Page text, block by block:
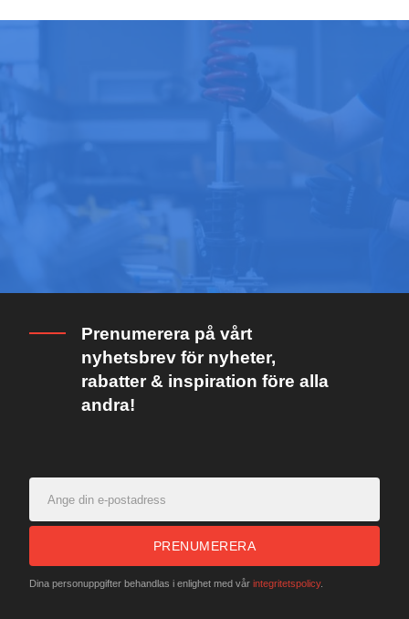
Prenumerera på vårt
nyhetsbrev för nyheter,
rabatter & inspiration före alla
andra!
PRENUMERERA
Dina personuppgifter behandlas i enlighet med vår integritetspolicy.